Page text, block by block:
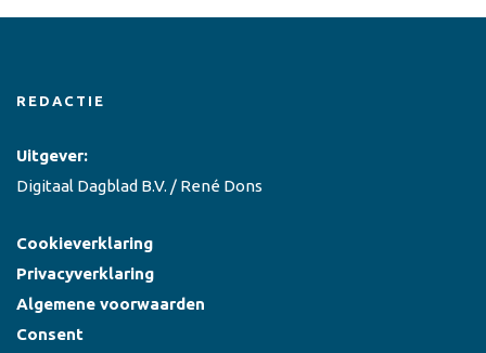
REDACTIE
Uitgever:
Digitaal Dagblad B.V. / René Dons
Cookieverklaring
Privacyverklaring
Algemene voorwaarden
Consent